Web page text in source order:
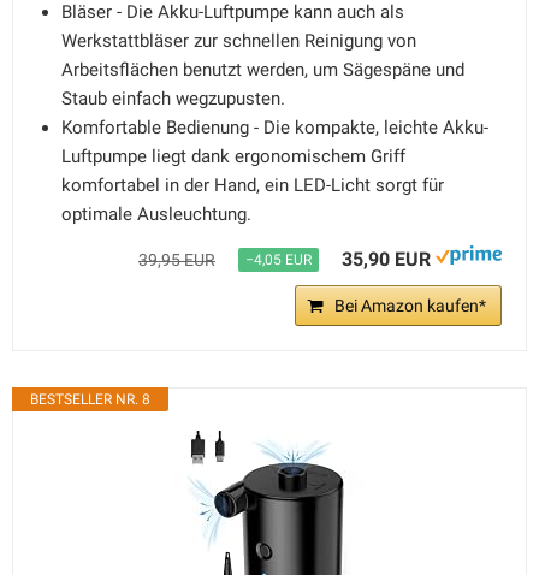
Bläser - Die Akku-Luftpumpe kann auch als
Werkstattbläser zur schnellen Reinigung von
Arbeitsflächen benutzt werden, um Sägespäne und
Staub einfach wegzupusten.
Komfortable Bedienung - Die kompakte, leichte Akku-
Luftpumpe liegt dank ergonomischem Griff
komfortabel in der Hand, ein LED-Licht sorgt für
optimale Ausleuchtung.
39,95 EUR −4,05 EUR 35,90 EUR
Bei Amazon kaufen*
BESTSELLER NR. 8